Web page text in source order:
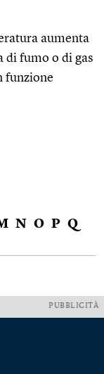
aumenta
di fumo o di gas
funzione
N O P Q
PUBBLICITÀ